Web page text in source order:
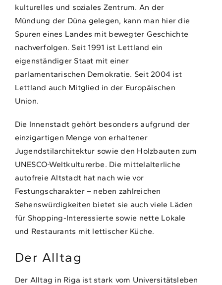
kulturelles und soziales Zentrum. An der
Mündung der Düna gelegen, kann man hier die
Spuren eines Landes mit bewegter Geschichte
nachverfolgen. Seit 1991 ist Lettland ein
eigenständiger Staat mit einer
parlamentarischen Demokratie. Seit 2004 ist
Lettland auch Mitglied in der Europäischen
Union.
Die Innenstadt gehört besonders aufgrund der
einzigartigen Menge von erhaltener
Jugendstilarchitektur sowie den Holzbauten zum
UNESCO-Weltkulturerbe. Die mittelalterliche
autofreie Altstadt hat nach wie vor
Festungscharakter – neben zahlreichen
Sehenswürdigkeiten bietet sie auch viele Läden
für Shopping-Interessierte sowie nette Lokale
und Restaurants mit lettischer Küche.
Der Alltag
Der Alltag in Riga ist stark vom Universitätsleben